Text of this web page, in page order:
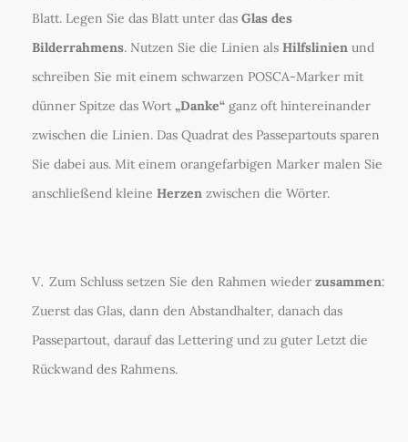
Blatt. Legen Sie das Blatt unter das Glas des
Bilderrahmens. Nutzen Sie die Linien als Hilfslinien und
schreiben Sie mit einem schwarzen POSCA-Marker mit
dünner Spitze das Wort „Danke“ ganz oft hintereinander
zwischen die Linien. Das Quadrat des Passepartouts sparen
Sie dabei aus. Mit einem orangefarbigen Marker malen Sie
anschließend kleine Herzen zwischen die Wörter.
Zum Schluss setzen Sie den Rahmen wieder zusammen:
Zuerst das Glas, dann den Abstandhalter, danach das
Passepartout, darauf das Lettering und zu guter Letzt die
Rückwand des Rahmens.